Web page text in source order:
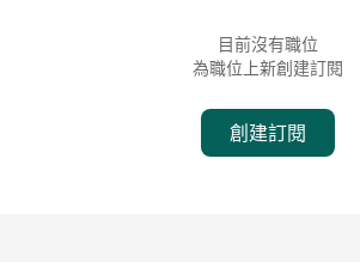
目前沒有職位
為職位上新創建訂閱
創建訂閱